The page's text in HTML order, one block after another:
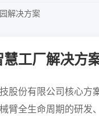
解决方案
工厂解决方
股份有限公司核心方
臂全生命周期的研发